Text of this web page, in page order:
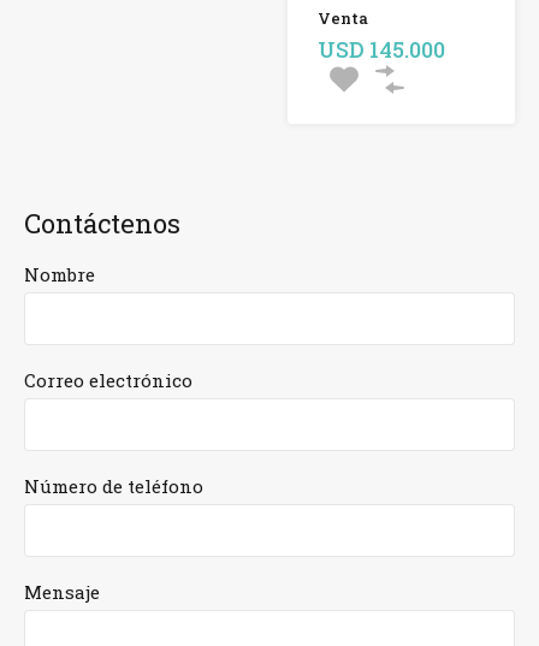
Venta
USD 145.000
Contáctenos
Nombre
Correo electrónico
Número de teléfono
Mensaje